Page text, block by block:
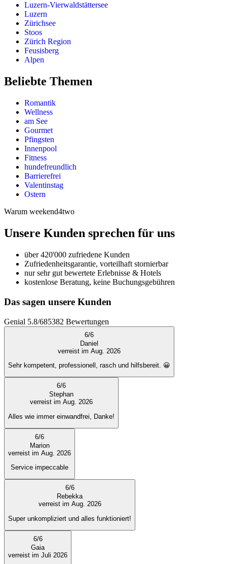
Luzern-Vierwaldstättersee
Luzern
Zürichsee
Stoos
Zürich Region
Feusisberg
Alpen
Beliebte Themen
Romantik
Wellness
am See
Gourmet
Pfingsten
Innenpool
Fitness
hundefreundlich
Barrierefrei
Valentinstag
Ostern
Warum weekend4two
Unsere Kunden sprechen für uns
über 420'000 zufriedene Kunden
Zufriedenheitsgarantie, vorteilhaft stornierbar
nur sehr gut bewertete Erlebnisse & Hotels
kostenlose Beratung, keine Buchungsgebühren
Das sagen unsere Kunden
Genial 5.8/685382 Bewertungen
6/6
Daniel
verreist im Aug. 2026
Sehr kompetent, professionell, rasch und hilfsbereit. 😀
6/6
Stephan
verreist im Aug. 2026
Alles wie immer einwandfrei, Danke!
6/6
Marion
verreist im Aug. 2026
Service impeccable
6/6
Rebekka
verreist im Aug. 2026
Super unkompliziert und alles funktioniert!
6/6
Gaia
verreist im Juli 2026